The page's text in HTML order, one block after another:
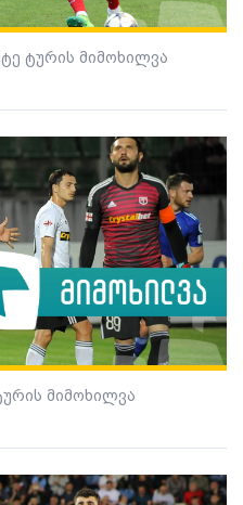
ტურის მიმოხილვა
მიმოხილვა